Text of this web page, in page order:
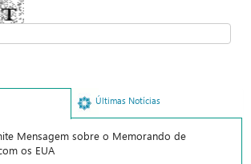
Últimas Notícias
Mensagem sobre o Memorando de
os EUA